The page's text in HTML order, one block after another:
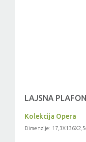
LAJSNA
Kolekcija Opera
Dimenzije: